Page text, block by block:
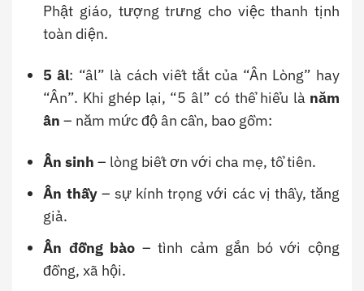
Phật giáo, tượng trưng cho việc thanh tịnh
toàn diện.
5 âl: “âl” là cách viết tắt của “Ân Lòng” hay
“Ân”. Khi ghép lại, “5 âl” có thể hiểu là năm
ân – năm mức độ ân cần, bao gồm:
Ân sinh – lòng biết ơn với cha mẹ, tổ tiên.
Ân thầy– sự kính trọng với các vị thầy, tăng
giả.
Ân đồng bào – tình cảm gắn bó với cộng
đồng, xã hội.